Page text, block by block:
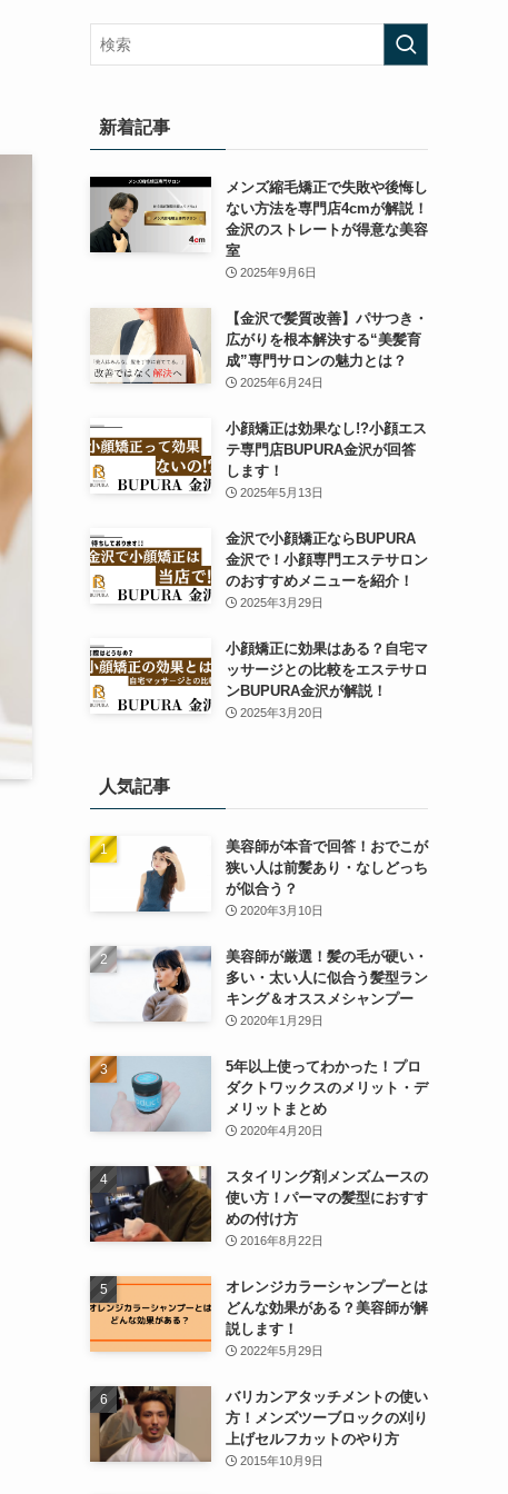
新着記事
メンズ縮毛矯正で失敗や後悔し
ない方法を専門店4cmが解説！
金沢のストレートが得意な美容
室
2025年9月6日
【金沢で髪質改善】パサつき・
広がりを根本解決する“美髪育
成”専門サロンの魅力とは？
2025年6月24日
小顔矯正は効果なし!?小顔エス
テ専門店BUPURA金沢が回答
します！
2025年5月13日
金沢で小顔矯正ならBUPURA
金沢で！小顔専門エステサロン
のおすすめメニューを紹介！
2025年3月29日
小顔矯正に効果はある？自宅マ
ッサージとの比較をエステサロ
ンBUPURA金沢が解説！
2025年3月20日
人気記事
美容師が本音で回答！おでこが
狭い人は前髪あり・なしどっち
が似合う？
2020年3月10日
美容師が厳選！髪の毛が硬い・
多い・太い人に似合う髪型ラン
キング＆オススメシャンプー
2020年1月29日
5年以上使ってわかった！プロ
ダクトワックスのメリット・デ
メリットまとめ
2020年4月20日
スタイリング剤メンズムースの
使い方！パーマの髪型におすす
めの付け方
2016年8月22日
オレンジカラーシャンプーとは
どんな効果がある？美容師が解
説します！
2022年5月29日
バリカンアタッチメントの使い
方！メンズツーブロックの刈り
上げセルフカットのやり方
2015年10月9日